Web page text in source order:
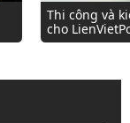
Thi công và
cho